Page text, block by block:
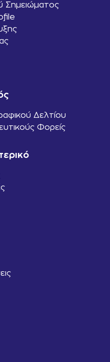
Σημειώματος
Δελτίου
Φορείς